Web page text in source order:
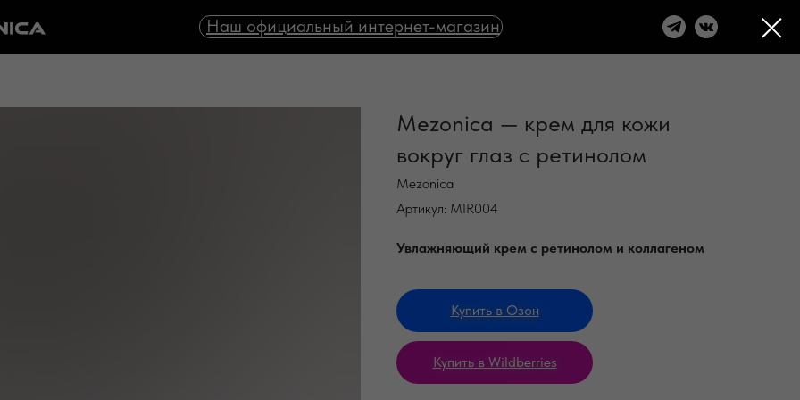
Наш официальный интернет-магазин
Mezonica — крем для кожи
вокруг глаз с ретинолом
Mezonica
Артикул: MIR004
Увлажняющий крем с ретинолом и коллагеном
Купить в Озон
Купить в Wildberries